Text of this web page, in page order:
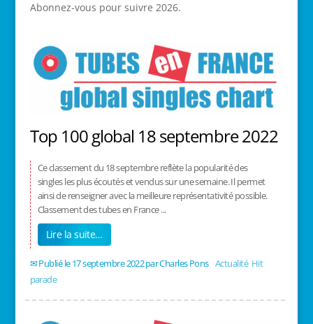
Abonnez-vous pour suivre 2026.
Top 100 global 18 septembre 2022
Ce classement du 18 septembre reflète la popularité des
singles les plus écoutés et vendus sur une semaine. Il permet
ainsi de renseigner avec la meilleure représentativité possible.
Classement des tubes en France ...
Lire la suite…
17 septembre 2022/ Charles Pons/Actualité, Hit
parade